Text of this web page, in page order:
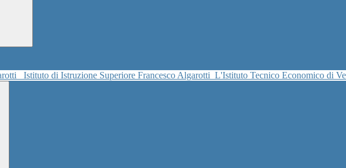
Istituto di Istruzione Superiore Francesco Algarotti L'Istituto Tecnico Economico di